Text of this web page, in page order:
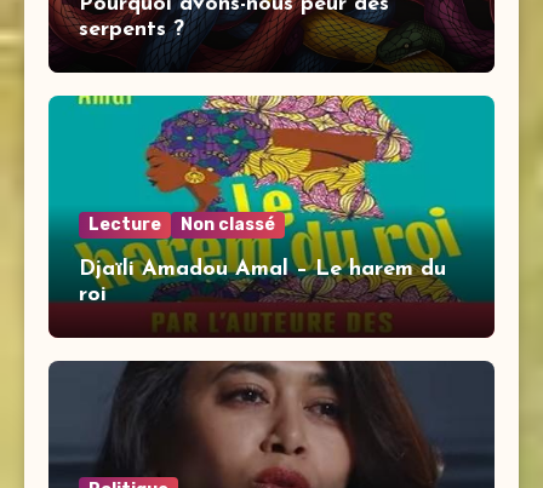
serpents ?
Lecture Non classé
Djaïli Amadou Amal – Le harem du
roi